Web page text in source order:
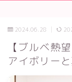
プロフィール
2024.06.28
【ブルベ熱
アイボリー